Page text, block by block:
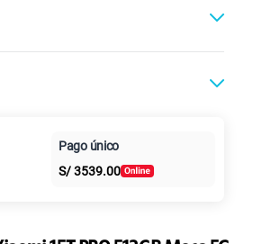
25GBen alta velocidad
S/
Cuotas Claro
intereses
Pago único
S/3539.00